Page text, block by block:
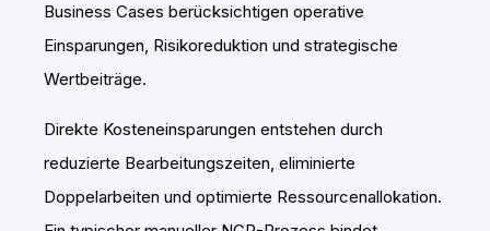
Business Cases berücksichtigen operative
Einsparungen, Risikoreduktion und strategische
Wertbeiträge.
Direkte Kosteneinsparungen entstehen durch
reduzierte Bearbeitungszeiten, eliminierte
Doppelarbeiten und optimierte Ressourcenallokation.